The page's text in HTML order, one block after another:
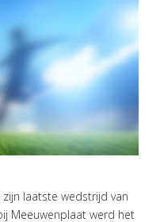
zijn laatste wedstrijd van
Meeuwenplaat werd het